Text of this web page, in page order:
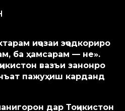
иҷозаи эҷодкориро
ба ҳамсарам — не».
вазъи занонро
пажуҳиш карданд
дар Тоҷикистон